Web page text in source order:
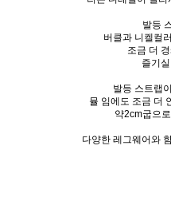
발등
버클과 니켈컬
조금 더
즐기
발등 스트랩
뮬 임에도 조금 더
약2cm굽으
다양한 레그웨어와